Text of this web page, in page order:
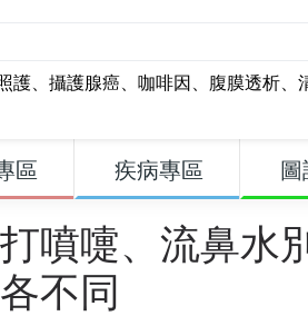
護、 攝護腺癌、 咖啡因、 腹膜透析、
區 疾病專區 圖
噴嚏、流鼻水
不同